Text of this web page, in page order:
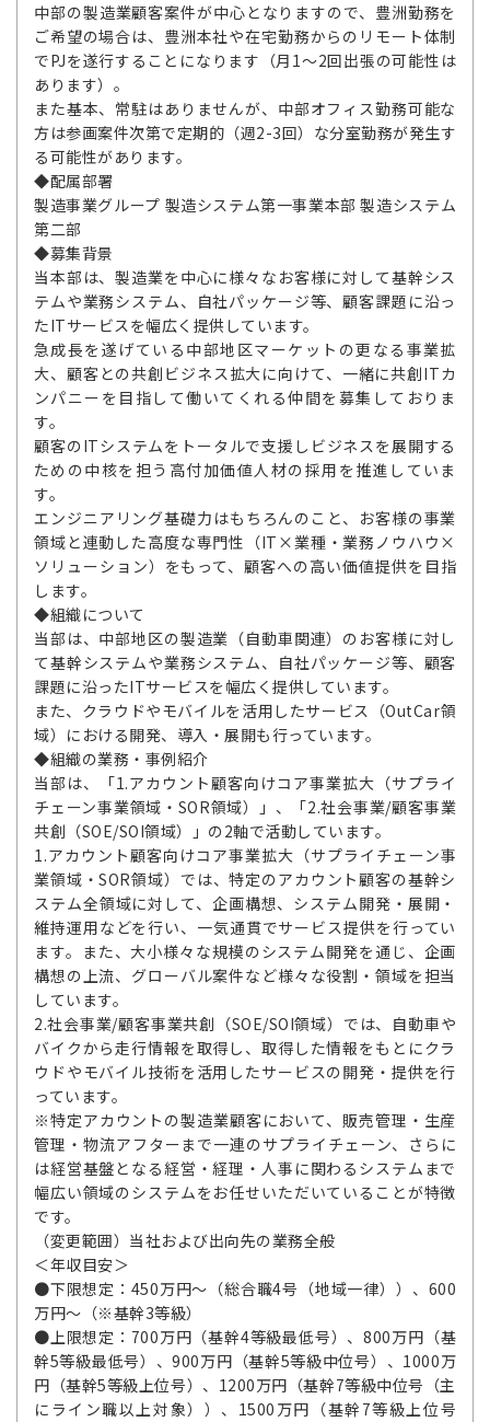
中部の製造業顧客案件が中心となりますので、豊洲勤務を
ご希望の場合は、豊洲本社や在宅勤務からのリモート体制
でPJを遂行することになります（月1～2回出張の可能性は
あります）。
また基本、常駐はありませんが、中部オフィス勤務可能な
方は参画案件次第で定期的（週2-3回）な分室勤務が発生す
る可能性があります。
◆配属部署
製造事業グループ 製造システム第一事業本部 製造システム
第二部
◆募集背景
当本部は、製造業を中心に様々なお客様に対して基幹シス
テムや業務システム、自社パッケージ等、顧客課題に沿っ
たITサービスを幅広く提供しています。
急成長を遂げている中部地区マーケットの更なる事業拡
大、顧客との共創ビジネス拡大に向けて、一緒に共創ITカ
ンパニーを目指して働いてくれる仲間を募集しておりま
す。
顧客のITシステムをトータルで支援しビジネスを展開する
ための中核を担う高付加価値人材の採用を推進していま
す。
エンジニアリング基礎力はもちろんのこと、お客様の事業
領域と連動した高度な専門性（IT×業種・業務ノウハウ×
ソリューション）をもって、顧客への高い価値提供を目指
します。
◆組織について
当部は、中部地区の製造業（自動車関連）のお客様に対し
て基幹システムや業務システム、自社パッケージ等、顧客
課題に沿ったITサービスを幅広く提供しています。
また、クラウドやモバイルを活用したサービス（OutCar領
域）における開発、導入・展開も行っています。
◆組織の業務・事例紹介
当部は、「1.アカウント顧客向けコア事業拡大（サプライ
チェーン事業領域・SOR領域）」、「2.社会事業/顧客事業
共創（SOE/SOI領域）」の2軸で活動しています。
1.アカウント顧客向けコア事業拡大（サプライチェーン事
業領域・SOR領域）では、特定のアカウント顧客の基幹シ
ステム全領域に対して、企画構想、システム開発・展開・
維持運用などを行い、一気通貫でサービス提供を行ってい
ます。また、大小様々な規模のシステム開発を通じ、企画
構想の上流、グローバル案件など様々な役割・領域を担当
しています。
2.社会事業/顧客事業共創（SOE/SOI領域）では、自動車や
バイクから走行情報を取得し、取得した情報をもとにクラ
ウドやモバイル技術を活用したサービスの開発・提供を行
っています。
※特定アカウントの製造業顧客において、販売管理・生産
管理・物流アフターまで一連のサプライチェーン、さらに
は経営基盤となる経営・経理・人事に関わるシステムまで
幅広い領域のシステムをお任せいただいていることが特徴
です。
（変更範囲）当社および出向先の業務全般
＜年収目安＞
●下限想定：450万円～（総合職4号（地域一律））、600
万円～（※基幹3等級）
●上限想定：700万円（基幹4等級最低号）、800万円（基
幹5等級最低号）、900万円（基幹5等級中位号）、1000万
円（基幹5等級上位号）、1200万円（基幹7等級中位号（主
にライン職以上対象））、1500万円（基幹7等級上位号